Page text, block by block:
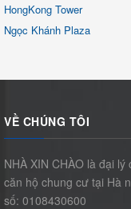
HongKong Tower
Ngọc Khánh Plaza
VỀ CHÚNG TÔI
NHÀ XIN CHÀO là đại
căn hộ chung cư tại Hà
số: 0108430600